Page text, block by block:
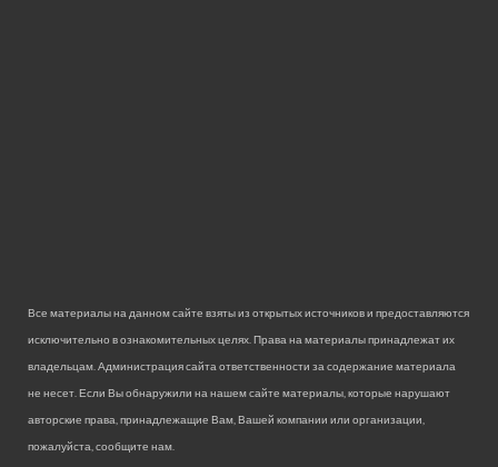
Все материалы на данном сайте взяты из открытых источников и предоставляются
исключительно в ознакомительных целях. Права на материалы принадлежат их
владельцам. Администрация сайта ответственности за содержание материала
не несет. Если Вы обнаружили на нашем сайте материалы, которые нарушают
авторские права, принадлежащие Вам, Вашей компании или организации,
пожалуйста, сообщите нам.